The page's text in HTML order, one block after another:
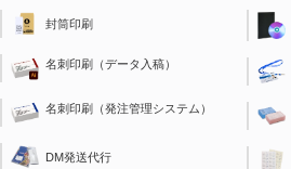
封筒印刷
名刺印刷（データ入稿）
名刺印刷（発注管理システム）
DM発送代行